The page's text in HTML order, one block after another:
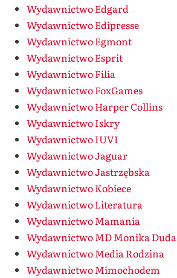
Wydawnictwo Edgard
Wydawnictwo Edipresse
Wydawnictwo Egmont
Wydawnictwo Esprit
Wydawnictwo Filia
Wydawnictwo FoxGames
Wydawnictwo Harper Collins
Wydawnictwo Iskry
Wydawnictwo IUVI
Wydawnictwo Jaguar
Wydawnictwo Jastrzębska
Wydawnictwo Kobiece
Wydawnictwo Literatura
Wydawnictwo Mamania
Wydawnictwo MD Monika Duda
Wydawnictwo Media Rodzina
Wydawnictwo Mimochodem